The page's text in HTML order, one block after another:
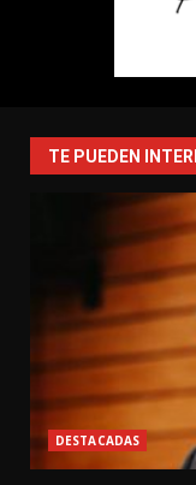
TE PUEDEN
DESTACADAS